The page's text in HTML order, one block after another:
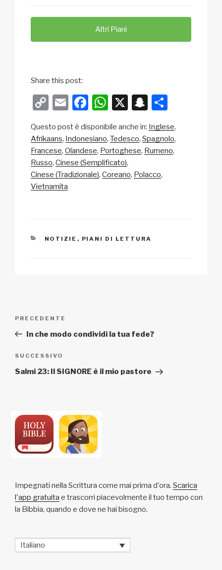
Altri Piani
Share this post:
C
p
y
Li
n
E
ail
F
c
e
b
o
W
at
s
A
p
X
S
a
p
h
n
di
Questo post è disponibile anche in: Inglese
Afrikaans Indonesiano Tedesco Spagnolo
Francese Olandese Portoghese Rumeno
Russo Cinese (Semplificato)
Cinese (Tradizionale) Coreano Polacco
Vietnamita
CATEGORIE
NOTIZIE , PIANI DI LETTURA
Articolo
precedente:
PRECEDENTE
In che modo condividi la tua fede?
Articolo
successivo
SUCCESSIVO
Salmi 23: Il SIGNORE è il mio pastore
Impegnati nella Scrittura come mai prima d'ora. Scarica
l'app gratuita e trascorri piacevolmente il tuo tempo con
la Bibbia, quando e dove ne hai bisogno.
Italiano